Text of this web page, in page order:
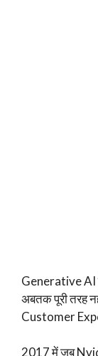
Generative AI के
अबतक पूरी तरह
Customer
2017 में जब